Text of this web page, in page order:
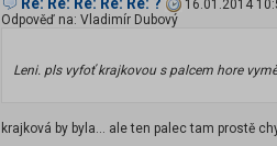
Re: Re: Re: Re: Re: ?
16.01.2014
Odpověď na: Vladimír Dubový
Leni. pls vyfoť krajkovou s palcem hore
krajková by byla... ale ten palec tam prostě